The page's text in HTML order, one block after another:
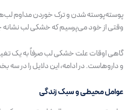
پوسته‌پوسته شدن و ترک خوردن مداوم
وقتی از خود می‌پرسیم که خشکی لب نشانه
گاهی اوقات علت خشکی لب صرفاً به یک
و داروهاست. در ادامه، این دلایل را در
عوامل محیطی و سبک زندگی